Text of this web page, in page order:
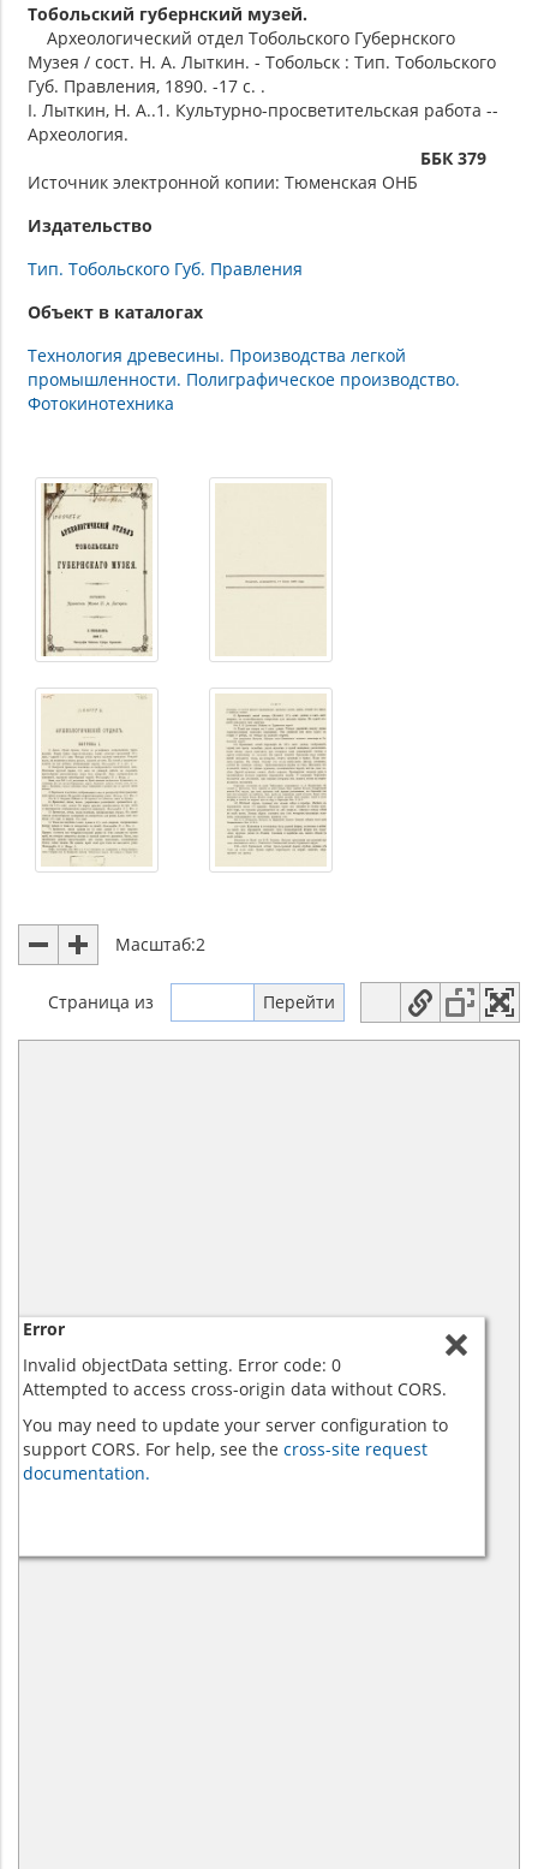
Тобольский губернский музей.
Археологический отдел Тобольского Губернского
Музея / сост. Н. А. Лыткин. - Тобольск : Тип. Тобольского
Губ. Правления, 1890. -17 с. .
I. Лыткин, Н. А..1. Культурно-просветительская работа --
Археология.
ББК 379
Источник электронной копии: Тюменская ОНБ
Издательство
Тип. Тобольского Губ. Правления
Объект в каталогах
Технология древесины. Производства легкой
промышленности. Полиграфическое производство.
Фотокинотехника
Масштаб:2
Страница из
Error
Invalid objectData setting. Error code: 0
Attempted to access cross-origin data without CORS.
You may need to update your server configuration to
support CORS. For help, see the cross-site request
documentation.